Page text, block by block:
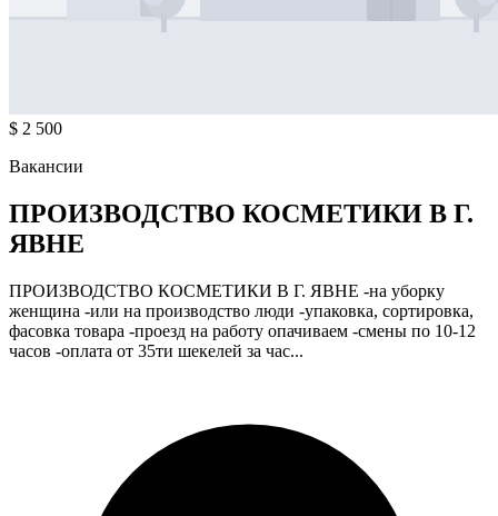
$ 2 500
Вакансии
ПРОИЗВОДСТВО КОСМЕТИКИ В Г.
ЯВНЕ
ПРОИЗВОДСТВО КОСМЕТИКИ В Г. ЯВНЕ -на уборку
женщина -или на производство люди -упаковка, сортировка,
фасовка товара -проезд на работу опачиваем -смены по 10-12
часов -оплата от 35ти шекелей за час...